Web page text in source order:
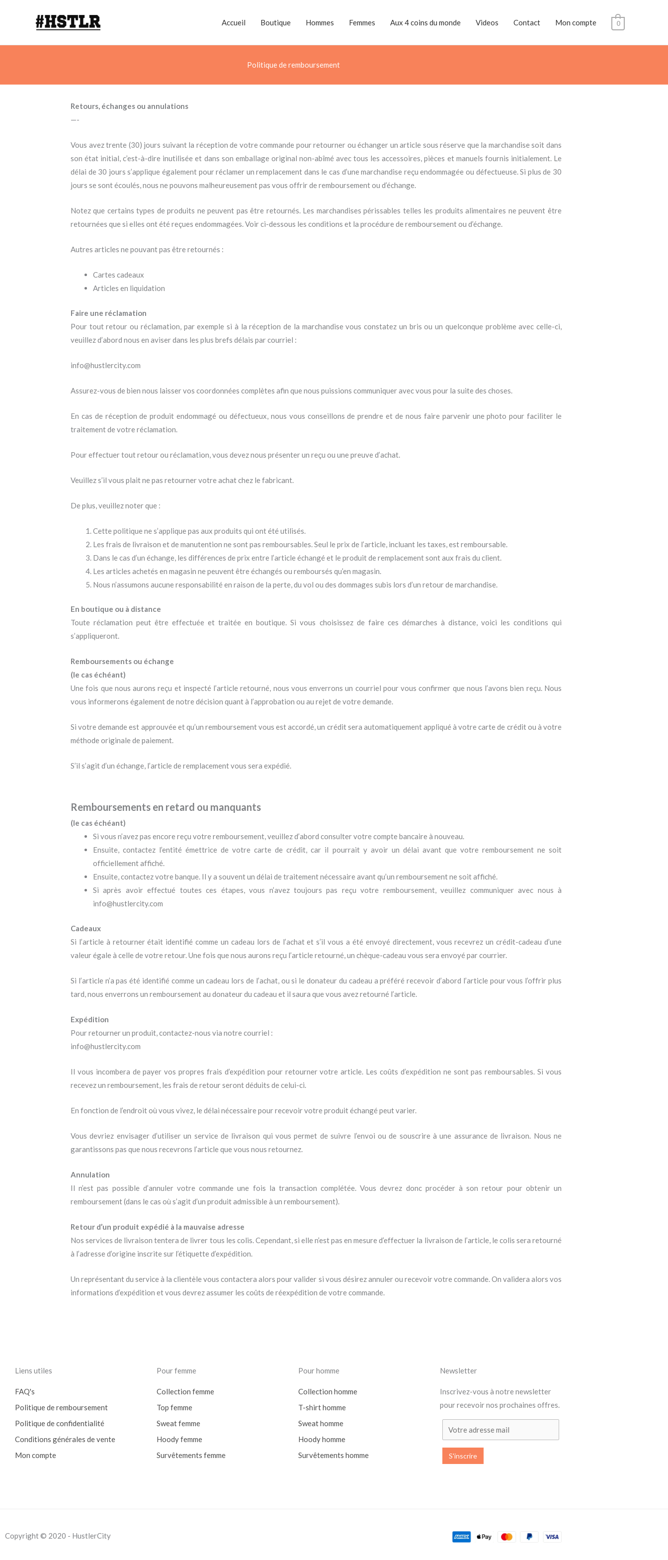
Accueil Boutique Hommes Femmes Aux 4 coins du monde Videos Contact Mon compte 0
Politique de remboursement
Retours, échanges ou annulations
—-
Vous avez trente (30) jours suivant la réception de votre commande pour retourner ou échanger un article sous réserve que la marchandise soit dans
son état initial, c’est-à-dire inutilisée et dans son emballage original non-abîmé avec tous les accessoires, pièces et manuels fournis initialement. Le
délai de 30 jours s’applique également pour réclamer un remplacement dans le cas d’une marchandise reçu endommagée ou défectueuse. Si plus de 30
jours se sont écoulés, nous ne pouvons malheureusement pas vous offrir de remboursement ou d’échange.
Notez que certains types de produits ne peuvent pas être retournés. Les marchandises périssables telles les produits alimentaires ne peuvent être
retournées que si elles ont été reçues endommagées. Voir ci-dessous les conditions et la procédure de remboursement ou d’échange.
Autres articles ne pouvant pas être retournés :
Cartes cadeaux
Articles en liquidation
Faire une réclamation
Pour tout retour ou réclamation, par exemple si à la réception de la marchandise vous constatez un bris ou un quelconque problème avec celle-ci,
veuillez d’abord nous en aviser dans les plus brefs délais par courriel :
info@hustlercity.com
Assurez-vous de bien nous laisser vos coordonnées complètes afin que nous puissions communiquer avec vous pour la suite des choses.
En cas de réception de produit endommagé ou défectueux, nous vous conseillons de prendre et de nous faire parvenir une photo pour faciliter le
traitement de votre réclamation.
Pour effectuer tout retour ou réclamation, vous devez nous présenter un reçu ou une preuve d’achat.
Veuillez s’il vous plait ne pas retourner votre achat chez le fabricant.
De plus, veuillez noter que :
Cette politique ne s’applique pas aux produits qui ont été utilisés.
Les frais de livraison et de manutention ne sont pas remboursables. Seul le prix de l’article, incluant les taxes, est remboursable.
Dans le cas d’un échange, les différences de prix entre l’article échangé et le produit de remplacement sont aux frais du client.
Les articles achetés en magasin ne peuvent être échangés ou remboursés qu’en magasin.
Nous n’assumons aucune responsabilité en raison de la perte, du vol ou des dommages subis lors d’un retour de marchandise.
En boutique ou à distance
Toute réclamation peut être effectuée et traitée en boutique. Si vous choisissez de faire ces démarches à distance, voici les conditions qui
s’appliqueront.
Remboursements ou échange
(le cas échéant)
Une fois que nous aurons reçu et inspecté l’article retourné, nous vous enverrons un courriel pour vous confirmer que nous l’avons bien reçu. Nous
vous informerons également de notre décision quant à l’approbation ou au rejet de votre demande.
Si votre demande est approuvée et qu’un remboursement vous est accordé, un crédit sera automatiquement appliqué à votre carte de crédit ou à votre
méthode originale de paiement.
S’il s’agit d’un échange, l’article de remplacement vous sera expédié.
Remboursements en retard ou manquants
(le cas échéant)
Si vous n’avez pas encore reçu votre remboursement, veuillez d’abord consulter votre compte bancaire à nouveau.
Ensuite, contactez l’entité émettrice de votre carte de crédit, car il pourrait y avoir un délai avant que votre remboursement ne soit
officiellement affiché.
Ensuite, contactez votre banque. Il y a souvent un délai de traitement nécessaire avant qu’un remboursement ne soit affiché.
Si après avoir effectué toutes ces étapes, vous n’avez toujours pas reçu votre remboursement, veuillez communiquer avec nous à
info@hustlercity.com
Cadeaux
Si l’article à retourner était identifié comme un cadeau lors de l’achat et s’il vous a été envoyé directement, vous recevrez un crédit-cadeau d’une
valeur égale à celle de votre retour. Une fois que nous aurons reçu l’article retourné, un chèque-cadeau vous sera envoyé par courrier.
Si l’article n’a pas été identifié comme un cadeau lors de l’achat, ou si le donateur du cadeau a préféré recevoir d’abord l’article pour vous l’offrir plus
tard, nous enverrons un remboursement au donateur du cadeau et il saura que vous avez retourné l’article.
Expédition
Pour retourner un produit, contactez-nous via notre courriel :
info@hustlercity.com
Il vous incombera de payer vos propres frais d’expédition pour retourner votre article. Les coûts d’expédition ne sont pas remboursables. Si vous
recevez un remboursement, les frais de retour seront déduits de celui-ci.
En fonction de l’endroit où vous vivez, le délai nécessaire pour recevoir votre produit échangé peut varier.
Vous devriez envisager d’utiliser un service de livraison qui vous permet de suivre l’envoi ou de souscrire à une assurance de livraison. Nous ne
garantissons pas que nous recevrons l’article que vous nous retournez.
Annulation
Il n’est pas possible d’annuler votre commande une fois la transaction complétée. Vous devrez donc procéder à son retour pour obtenir un
remboursement (dans le cas où s’agit d’un produit admissible à un remboursement).
Retour d’un produit expédié à la mauvaise adresse
Nos services de livraison tentera de livrer tous les colis. Cependant, si elle n’est pas en mesure d’effectuer la livraison de l’article, le colis sera retourné
à l’adresse d’origine inscrite sur l’étiquette d’expédition.
Un représentant du service à la clientèle vous contactera alors pour valider si vous désirez annuler ou recevoir votre commande. On validera alors vos
informations d’expédition et vous devrez assumer les coûts de réexpédition de votre commande.
Liens utiles
FAQ's
Politique de remboursement
Politique de confidentialité
Conditions générales de vente
Mon compte
Pour femme
Collection femme
Top femme
Sweat femme
Hoody femme
Survêtements femme
Pour homme
Collection homme
T-shirt homme
Sweat homme
Hoody homme
Survêtements homme
Newsletter
Inscrivez-vous à notre newsletter
pour recevoir nos prochaines offres.
Copyright © 2020 - HustlerCity